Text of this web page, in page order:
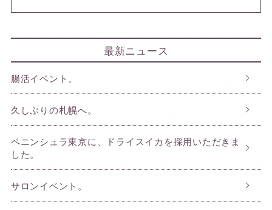
最新ニュース
腸活イベント。
久しぶりの札幌へ。
ペニンシュラ東京に、ドライスイカを採用いただきま
した。
サロンイベント。